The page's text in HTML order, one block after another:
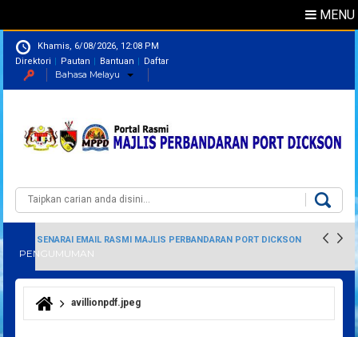
MENU
Khamis, 6/08/2026, 12:08 PM
Direktori
Pautan Bantuan Daftar
Bahasa Melayu
Borang carian
Carian
PENGUMUMAN
SENARAI EMAIL RASMI MAJLIS PERBANDARAN PORT DICKSON
Anda di sini
avillionpdf.jpeg